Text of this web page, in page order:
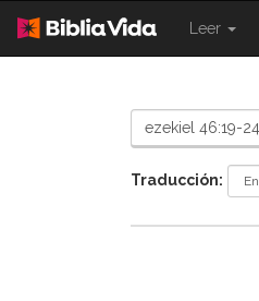
Leer
{{
Traducción: